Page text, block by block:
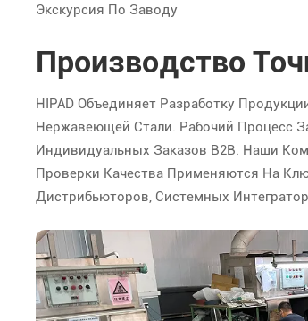
Экскурсия По Заводу
Производство
HIPAD Объединяет Разработку
Нержавеющей Стали. Рабочий Процесс
Индивидуальных Заказов B2B. Наши
Проверки Качества Применяются На
Дистрибьюторов, Системных